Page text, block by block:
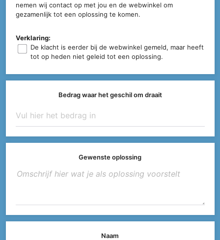
nemen wij contact op met jou en de webwinkel om
gezamenlijk tot een oplossing te komen.
Verklaring:
De klacht is eerder bij de webwinkel gemeld, maar heeft
tot op heden niet geleid tot een oplossing.
Bedrag waar het geschil om draait
Gewenste oplossing
Naam